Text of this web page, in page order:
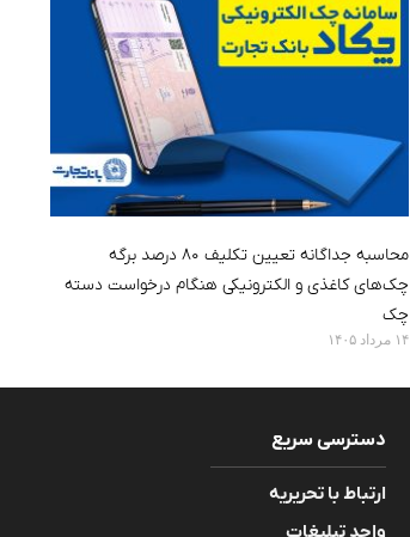
محاسبه جداگانه تعیین تکلیف ۸۰ درصد برگه
چک‌های کاغذی و الکترونیکی هنگام درخواست دسته
چک
۱۴ مرداد ۱۴۰۵
دسترسی سریع
ارتباط با تحریریه